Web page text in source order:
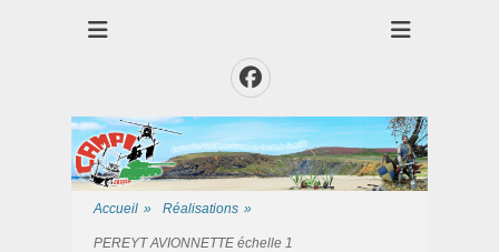
Club CAMPI
Facebook
Accueil » Réalisations »
PEREYT AVIONNETTE échelle 1